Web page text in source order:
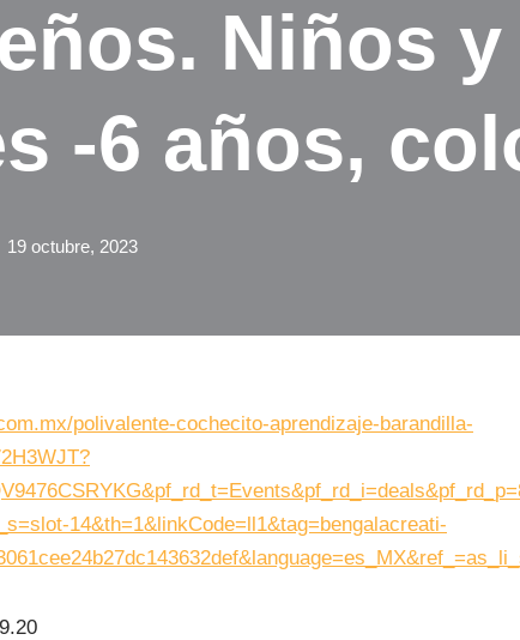
Niños
-6 años,
19 octubre, 2023
polivalente-cochecito-aprendizaje-barandilla-
14&th=1&linkCode=ll1&tag=bengalacreati-